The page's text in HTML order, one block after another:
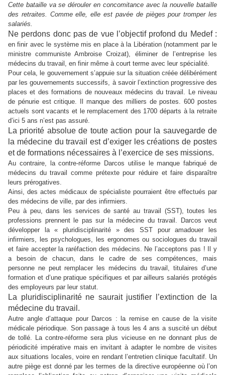
Cette bataille va se dérouler en concomitance avec la nouvelle bataille
des retraites. Comme elle, elle est pavée de pièges pour tromper les
salariés.
Ne perdons donc pas de vue l’objectif profond du Medef :
en finir avec le système mis en place à la Libération (notamment par le
ministre communiste Ambroise Croizat), éliminer de l’entreprise les
médecins du travail, en finir même à court terme avec leur spécialité.
Pour cela, le gouvernement s’appuie sur la situation créée délibérément
par les gouvernements successifs, à savoir l’extinction progressive des
places et des formations de nouveaux médecins du travail. Le niveau
de pénurie est critique. Il manque des milliers de postes. 600 postes
actuels sont vacants et le remplacement des 1700 départs à la retraite
d’ici 5 ans n’est pas assuré.
La priorité absolue de toute action pour la sauvegarde de
la médecine du travail est d’exiger les créations de postes
et de formations nécessaires à l’exercice de ses missions.
Au contraire, la contre-réforme Darcos utilise le manque fabriqué de
médecins du travail comme prétexte pour réduire et faire disparaître
leurs prérogatives.
Ainsi, des actes médicaux de spécialiste pourraient être effectués par
des médecins de ville, par des infirmiers.
Peu à peu, dans les services de santé au travail (SST), toutes les
professions prennent le pas sur la médecine du travail. Darcos veut
développer la « pluridisciplinarité » des SST pour amadouer les
infirmiers, les psychologues, les ergonomes ou sociologues du travail
et faire accepter la raréfaction des médecins. Ne l’acceptons pas ! Il y
a besoin de chacun, dans le cadre de ses compétences, mais
personne ne peut remplacer les médecins du travail, titulaires d’une
formation et d’une pratique spécifiques et par ailleurs salariés protégés
des employeurs par leur statut.
La pluridisciplinarité ne saurait justifier l’extinction de la
médecine du travail.
Autre angle d’attaque pour Darcos : la remise en cause de la visite
médicale périodique. Son passage à tous les 4 ans a suscité un début
de tollé. La contre-réforme sera plus vicieuse en ne donnant plus de
périodicité impérative mais en invitant à adapter le nombre de visites
aux situations locales, voire en rendant l’entretien clinique facultatif. Un
autre piège est donné par les termes de la directive européenne où l’on